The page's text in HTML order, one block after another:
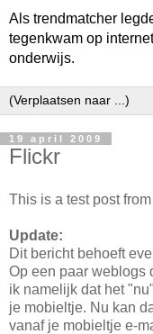
Als trendmatcher
tegenkwam op
onderwijs.
19 april 2009
Flickr
This is a test post from
Update:
Dit bericht behoeft
Op een paar weblogs
ik namelijk dat het
je mobieltje. Nu kan
vanaf je mobieltje e-